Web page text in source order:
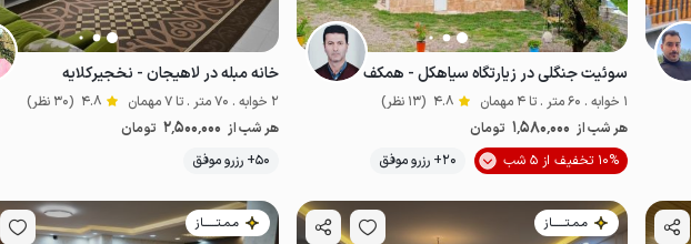
موقعیت در نقشه
سوئیت جنگلی در زیارتگاه سیاهکل - همکف
1 خوابه . 60 متر . تا 4 مهمان 4.8 (13 نظر)
هر شب از 1٬580٬000 تومان
10% تخفیف از 5 شب
20+ رزرو موفق موقعیت در نقشه
خانه مبله در لاهیجان - نخجیرکلایه
2 خوابه . 70 متر . تا 7 مهمان 4.8 (30 نظر)
هر شب از 2٬500٬000 تومان
50+ رزرو موفق
مـمـتــــــاز مـمـتــــــاز